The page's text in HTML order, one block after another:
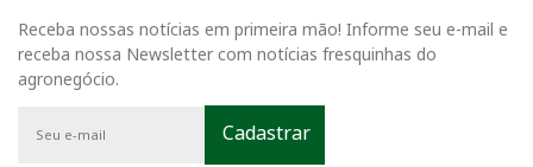
Receba nossas notícias em primeira mão! Informe seu e-mail e
receba nossa Newsletter com notícias fresquinhas do
agronegócio.